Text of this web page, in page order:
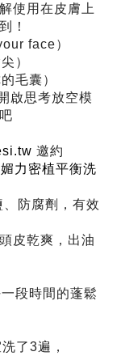
使用在皮膚上
！
face）
）
毛囊）
啟思考放空模
邀約
媚力密植平衡洗
、防腐劑，有效
皮乾爽，出油
段時間的蓬鬆
了3遍，